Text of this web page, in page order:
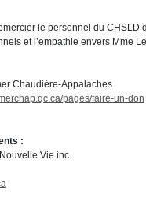
le personnel du CHSLD
et l’empathie envers Mme
Chaudière-Appalaches
pages/faire-un-don
:
Vie inc.